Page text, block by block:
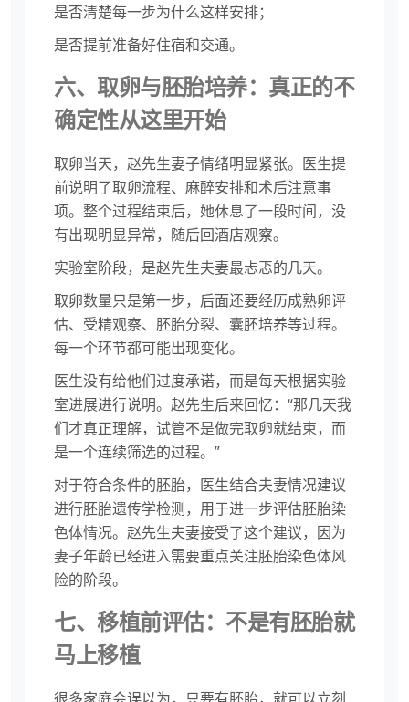
是否清楚每一步为什么这样安排；
是否提前准备好住宿和交通。
六、取卵与胚胎培养：真正的不
确定性从这里开始
取卵当天，赵先生妻子情绪明显紧张。医生提
前说明了取卵流程、麻醉安排和术后注意事
项。整个过程结束后，她休息了一段时间，没
有出现明显异常，随后回酒店观察。
实验室阶段，是赵先生夫妻最忐忑的几天。
取卵数量只是第一步，后面还要经历成熟卵评
估、受精观察、胚胎分裂、囊胚培养等过程。
每一个环节都可能出现变化。
医生没有给他们过度承诺，而是每天根据实验
室进展进行说明。赵先生后来回忆：“那几天我
们才真正理解，试管不是做完取卵就结束，而
是一个连续筛选的过程。”
对于符合条件的胚胎，医生结合夫妻情况建议
进行胚胎遗传学检测，用于进一步评估胚胎染
色体情况。赵先生夫妻接受了这个建议，因为
妻子年龄已经进入需要重点关注胚胎染色体风
险的阶段。
七、移植前评估：不是有胚胎就
马上移植
很多家庭会误以为，只要有胚胎，就可以立刻